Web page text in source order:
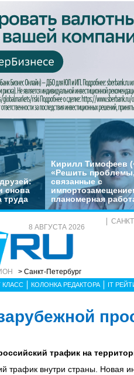
снова
труда
Кирилл Тимофеев
«Решить проблемы,
связанные с
планомерная
8 АВГУСТА 2026
> Санкт-Петербург
КЛАСС КОЛОНКА РЕДАКТОРА IT
трафик на
трафик внутри страны. Новая